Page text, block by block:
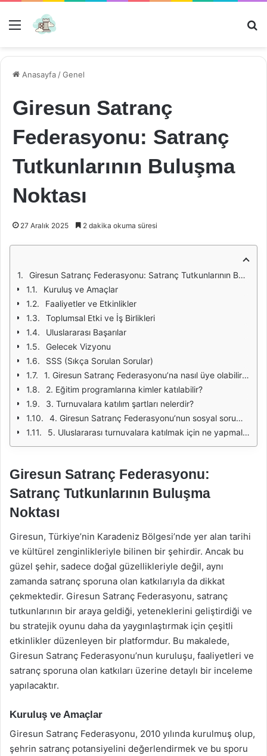
Menü
Anasayfa /Genel
Giresun Satranç
Federasyonu: Satranç
Tutkunlarının Buluşma
Noktası
27 Aralık 2025 2 dakika okuma süresi
Giresun Satranç Federasyonu: Satranç Tutkunlarının Buluşma Noktası
Kuruluş ve Amaçlar
Faaliyetler ve Etkinlikler
Toplumsal Etki ve İş Birlikleri
Uluslararası Başarılar
Gelecek Vizyonu
SSS (Sıkça Sorulan Sorular)
1. Giresun Satranç Federasyonu’na nasıl üye olabilirim?
2. Eğitim programlarına kimler katılabilir?
3. Turnuvalara katılım şartları nelerdir?
4. Giresun Satranç Federasyonu’nun sosyal sorumluluk projeleri nelerdir?
5. Uluslararası turnuvalara katılmak için ne yapmalıyım?
Giresun Satranç Federasyonu:
Satranç Tutkunlarının Buluşma
Noktası
Giresun, Türkiye’nin Karadeniz Bölgesi’nde yer alan tarihi
ve kültürel zenginlikleriyle bilinen bir şehirdir. Ancak bu
güzel şehir, sadece doğal güzellikleriyle değil, aynı
zamanda satranç sporuna olan katkılarıyla da dikkat
çekmektedir. Giresun Satranç Federasyonu, satranç
tutkunlarının bir araya geldiği, yeteneklerini geliştirdiği ve
bu stratejik oyunu daha da yaygınlaştırmak için çeşitli
etkinlikler düzenleyen bir platformdur. Bu makalede,
Giresun Satranç Federasyonu’nun kuruluşu, faaliyetleri ve
satranç sporuna olan katkıları üzerine detaylı bir inceleme
yapılacaktır.
Kuruluş ve Amaçlar
Giresun Satranç Federasyonu, 2010 yılında kurulmuş olup,
şehrin satranç potansiyelini değerlendirmek ve bu sporu